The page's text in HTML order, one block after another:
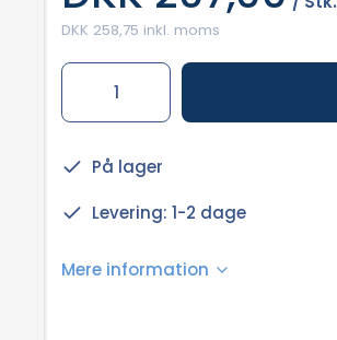
DKK 258,75 inkl. moms
På lager
Levering: 1-2 dage
Mere information